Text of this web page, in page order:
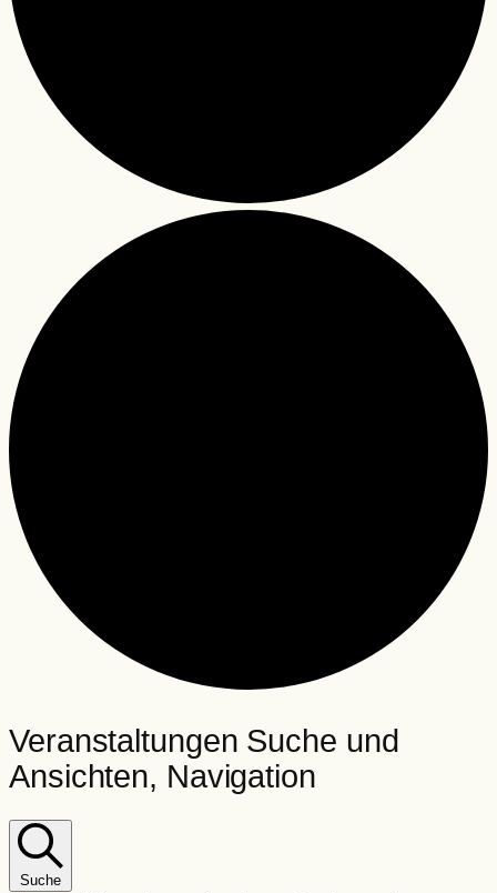
Veranstaltungen
Veranstaltungen Suche und
Ansichten, Navigation
Suche